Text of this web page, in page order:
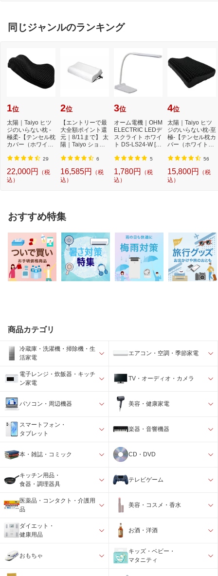
同じジャンルのランキング
1位
太陽｜Taiyo ヒツ
ジのいらない枕 -
極柔-【テンセル枕
カバー（ホワイ
29
22,000円
（税
込）
2位
【エントリーで最
大全額ポイント還
元｜8/11まで】 太
陽｜Taiyo ショー
6
16,585円
（税
込）
3位
オーム電機｜OHM
ELECTRIC LEDデ
スクライト ホワイ
ト DS-LS24-W [L
24...
5
1,780円
（税
込）
4位
太陽｜Taiyo ヒツ
ジのいらない枕-至
極-【テンセル枕カ
バー（ホワイト）
56
15,800円
（税
込）
おすすめ特集
商品カテゴリ
冷蔵庫・洗濯機・掃除機・生
活家電
エアコン・空調・季節家電
電子レンジ・炊飯器・キッチ
ン家電
TV・オーディオ・カメラ
パソコン・周辺機器 美容・健康家電
スマートフォン・
タブレット
楽器・音響機器
本・雑誌・コミック CD・DVD
キッチン用品・
食器・調理器具
テレビゲーム
医薬品・コンタクト・介護用
品
美容・コスメ・香水
ダイエット・
健康用品
お酒・洋酒
おもちゃ
キッズ・ベビー・
マタニティ